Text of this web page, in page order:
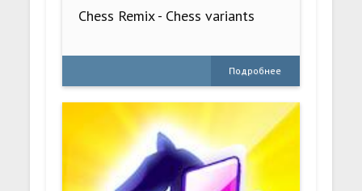
Chess Remix - Chess variants
Подробнее